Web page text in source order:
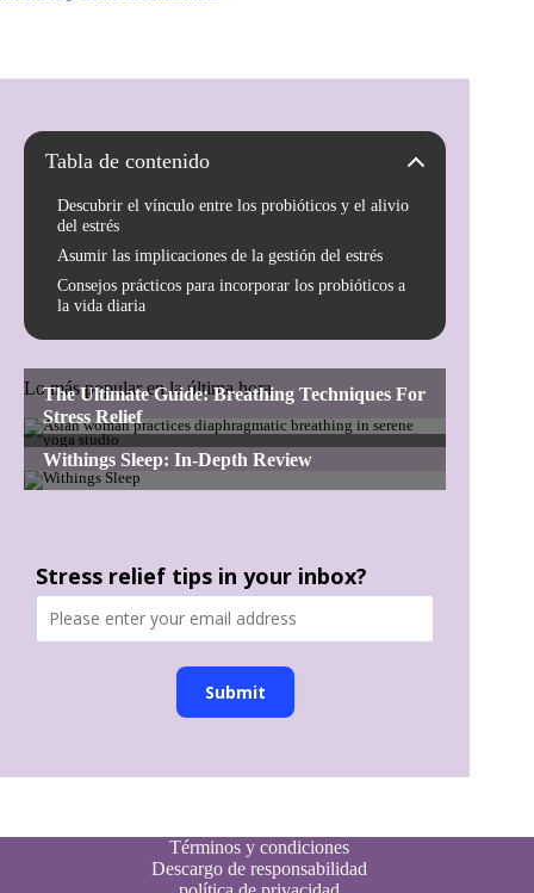
Tabla de contenido
Descubrir el vínculo entre los probióticos y el alivio
del estrés
Asumir las implicaciones de la gestión del estrés
Consejos prácticos para incorporar los probióticos a
la vida diaria
Lo más popular en la última hora
Stress relief tips in your inbox?
Submit
Términos y condiciones
Descargo de responsabilidad